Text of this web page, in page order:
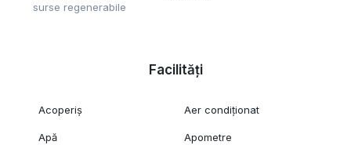
surse regenerabile
Facilități
Acoperiș Aer condiționat
Apă Apometre